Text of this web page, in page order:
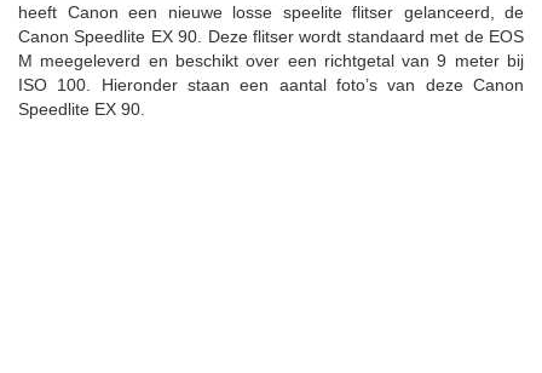
heeft Canon een nieuwe losse speelite flitser gelanceerd, de
Canon Speedlite EX 90. Deze flitser wordt standaard met de EOS
M meegeleverd en beschikt over een richtgetal van 9 meter bij
ISO 100. Hieronder staan een aantal foto’s van deze Canon
Speedlite EX 90.